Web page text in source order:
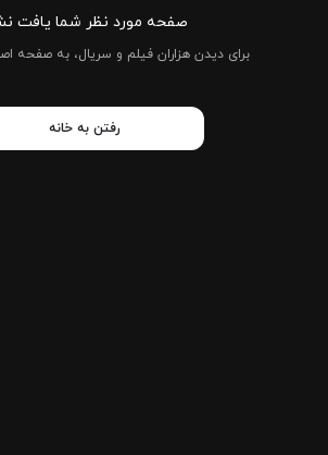
صفحه مورد نظر شما یافت
برای دیدن هزاران فیلم و سریال، به صفحه
رفتن به خانه